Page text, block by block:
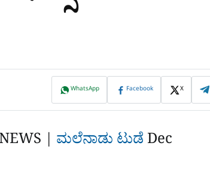
WhatsApp Facebook X
| ಮಲೆನಾಡು ಟುಡೆ Dec